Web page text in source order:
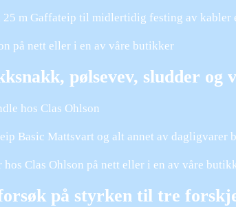
25 m Gaffateip til midlertidig festing av
på nett eller i en av våre butikker
pølsevev, sludder og
hos Clas Ohlson
Basic Mattsvart og alt annet av dagligvarer
Clas Ohlson på nett eller i en av våre
på styrken til tre